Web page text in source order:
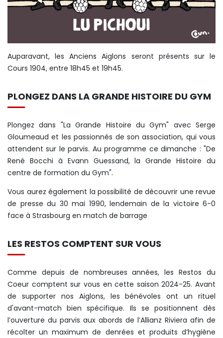
Auparavant, les Anciens Aiglons seront présents sur le
Cours 1904, entre 18h45 et 19h45.
PLONGEZ DANS LA GRANDE HISTOIRE DU GYM
Plongez dans "La Grande Histoire du Gym" avec Serge
Gloumeaud et les passionnés de son association, qui vous
attendent sur le parvis. Au programme ce dimanche : "De
René Bocchi à Evann Guessand, la Grande Histoire du
centre de formation du Gym".
Vous aurez également la possibilité de découvrir une revue
de presse du 30 mai 1990, lendemain de la victoire 6-0
face à Strasbourg en match de barrage
LES RESTOS COMPTENT SUR VOUS
Comme depuis de nombreuses années, les Restos du
Coeur comptent sur vous en cette saison 2024-25. Avant
de supporter nos Aiglons, les bénévoles ont un rituel
d'avant-match bien spécifique. Ils se positionnent dès
l’ouverture du parvis aux abords de l’Allianz Riviera afin de
récolter un maximum de denrées et produits d’hygiène